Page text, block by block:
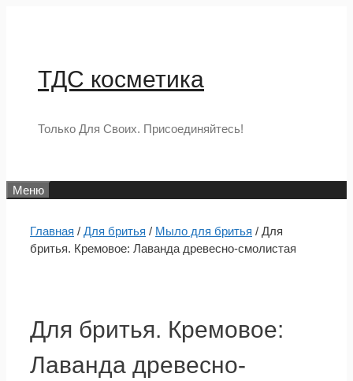
ТДС косметика
Только Для Своих. Присоединяйтесь!
Меню
Главная / Для бритья / Мыло для бритья / Для
бритья. Кремовое: Лаванда древесно-смолистая
Для бритья. Кремовое:
Лаванда древесно-